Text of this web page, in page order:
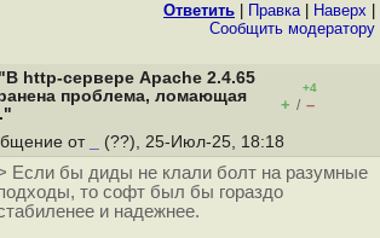
Ответить Правка| Наверх
Cообщить модератору
"В http-сервере Apache 2.4.65
проблема, ломающая
+4
+ / –
от (??), 25-Июл-25, 18:18
Если бы диды не клали болт на разумные
то софт был бы гораздо
и надежнее.